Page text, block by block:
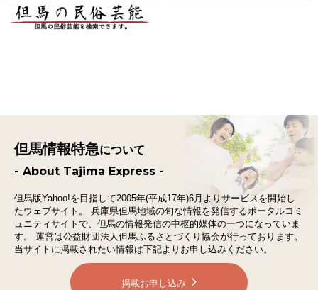
但馬情報特急について
- About Tajima Express -
但馬版Yahoo!を目指して2005年(平成17年)6月よりサービスを開始し
たウェブサイト。
兵庫県但馬地域の旬な情報を発信するポータルコミ
ュニティサイトで、 但馬の情報発信の中枢的媒体の一つになっていま
す。
運営は公益財団法人但馬ふるさとづくり協会が行っております。
当サイトに掲載されたい情報は下記よりお申し込みください。
掲載お申し込み